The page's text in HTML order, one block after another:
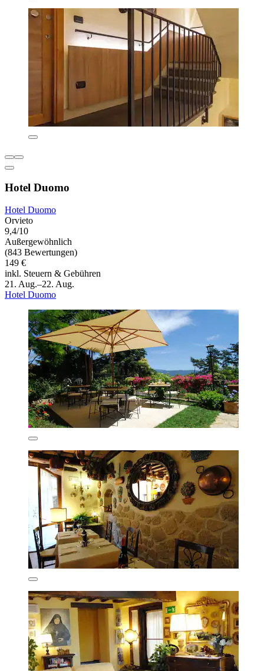
Hotel Duomo
Hotel Duomo
Orvieto
9,4/10
Außergewöhnlich
(843 Bewertungen)
149 €
inkl. Steuern & Gebühren
21. Aug.–22. Aug.
Hotel Duomo